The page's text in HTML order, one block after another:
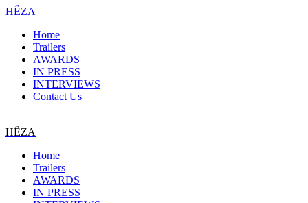
HÊZA
Home
Trailers
AWARDS
IN PRESS
INTERVIEWS
Contact Us
HÊZA
Home
Trailers
AWARDS
IN PRESS